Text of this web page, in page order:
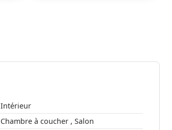
Intérieur
Chambre à coucher , Salon